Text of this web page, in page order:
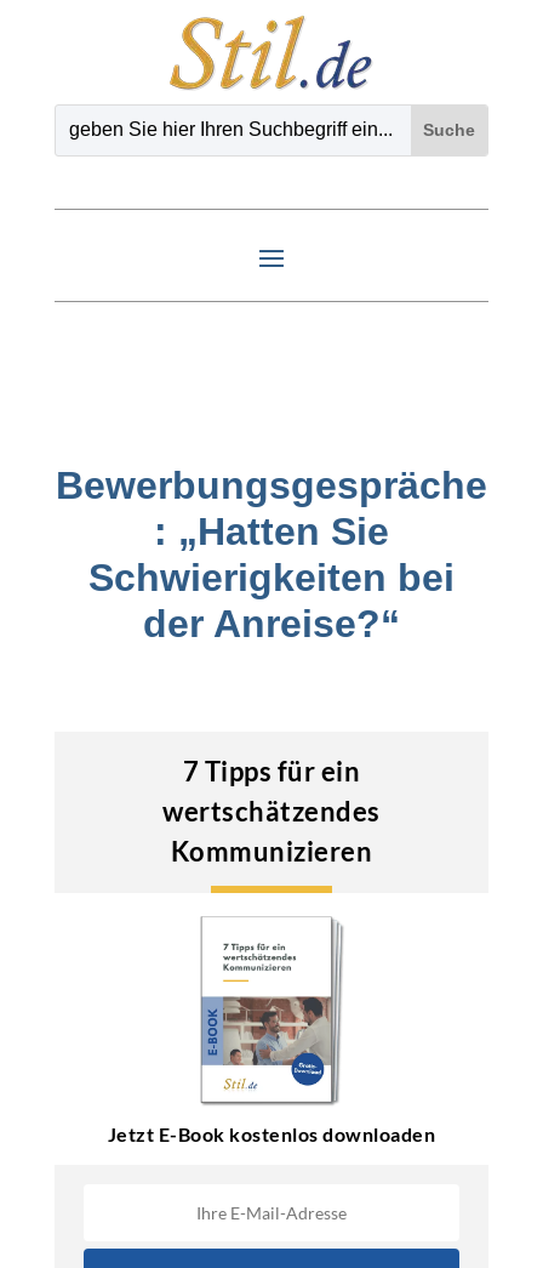
Bewerbungsgespräche
: „Hatten Sie
Schwierigkeiten bei
der Anreise?“